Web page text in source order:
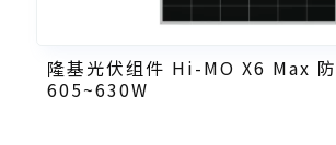
隆基光伏组件 Hi-MO X6 Max
605~630W